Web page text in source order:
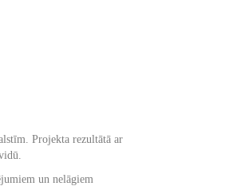
Projekta rezultātā ar
un nelāgiem